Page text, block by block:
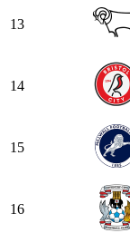
13
14
15
16